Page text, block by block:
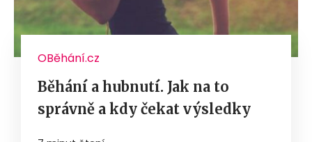
OBěhání.cz
Běhání a hubnutí. Jak na to
správně a kdy čekat výsledky